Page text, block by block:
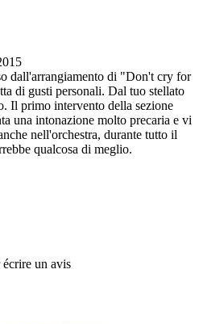
dall'arrangiamento di "Don't cry for
di gusti personali. Dal tuo stellato
Il primo intervento della sezione
una intonazione molto precaria e vi
nell'orchestra, durante tutto il
qualcosa di meglio.
écrire un avis